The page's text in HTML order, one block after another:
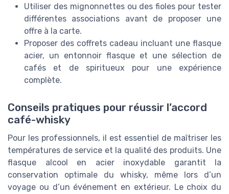
Utiliser des mignonnettes ou des fioles pour tester
différentes associations avant de proposer une
offre à la carte.
Proposer des coffrets cadeau incluant une flasque
acier, un entonnoir flasque et une sélection de
cafés et de spiritueux pour une expérience
complète.
Conseils pratiques pour réussir l’accord
café-whisky
Pour les professionnels, il est essentiel de maîtriser les
températures de service et la qualité des produits. Une
flasque alcool en acier inoxydable garantit la
conservation optimale du whisky, même lors d’un
voyage ou d’un événement en extérieur. Le choix du